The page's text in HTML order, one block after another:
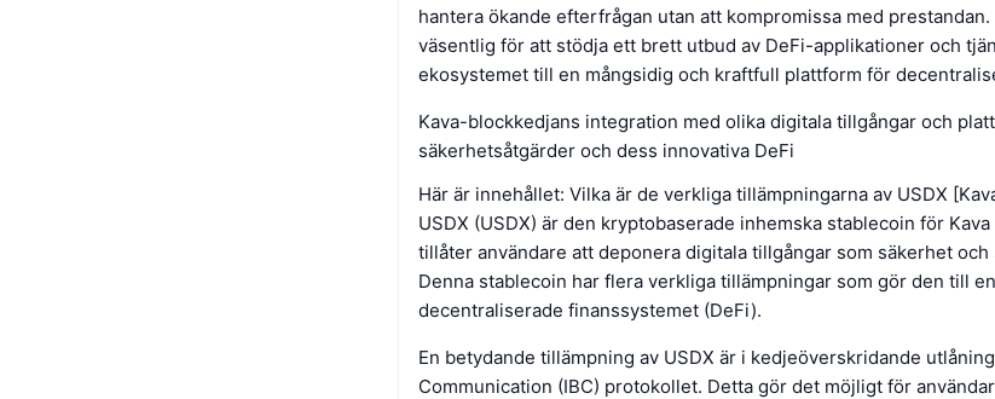
hantera ökande efterfrågan utan att kompromissa med
väsentlig för att stödja ett brett utbud av DeFi-applikationer och
ekosystemet till en mångsidig och kraftfull plattform för
Kava-blockkedjans integration med olika digitala tillgångar och
säkerhetsåtgärder och dess innovativa DeFi
Här är innehållet: Vilka är de verkliga tillämpningarna av USDX
USDX (USDX) är den kryptobaserade inhemska stablecoin för
tillåter användare att deponera digitala tillgångar som säkerhet och
Denna stablecoin har flera verkliga tillämpningar som gör den till
decentraliserade finanssystemet (DeFi).
En betydande tillämpning av USDX är i kedjeöverskridande
Communication (IBC) protokollet. Detta gör det möjligt för